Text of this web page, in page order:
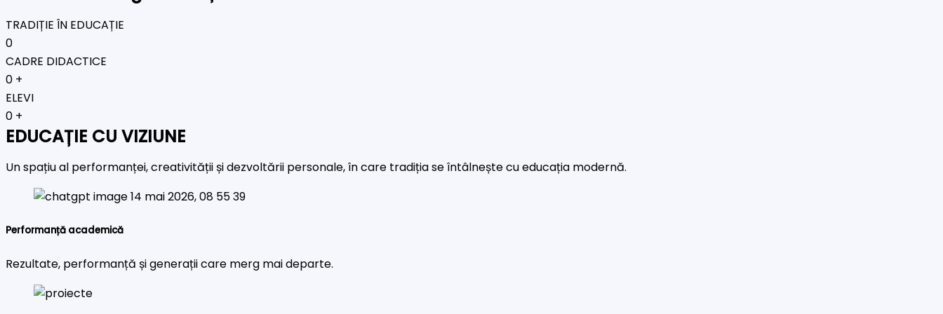
TRADIȚIE ÎN EDUCAȚIE
0
CADRE DIDACTICE
0 +
ELEVI
0 +
EDUCAȚIE CU VIZIUNE
Un spațiu al performanței, creativității și dezvoltării personale, în care tradiția se întâlnește cu educația modernă.
Performanță academică
Rezultate, performanță și generații care merg mai departe.